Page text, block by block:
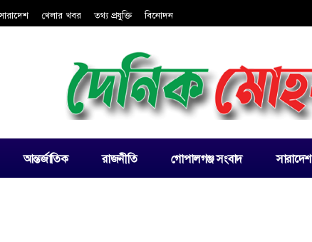
খেলার খবর তথ্য প্রযুক্তি বিনোদন
আন্তর্জাতিক রাজনীতি গোপালগঞ্জ সংবাদ সারাদেশ